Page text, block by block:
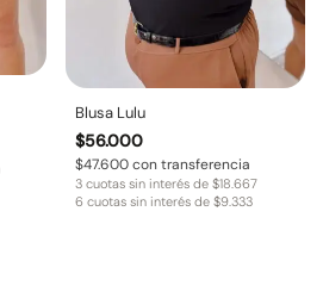
Blusa Lulu
$56.000
$47.600con transferencia
3 cuotas sin interés de$18.667
6 cuotas sin interés de$9.333